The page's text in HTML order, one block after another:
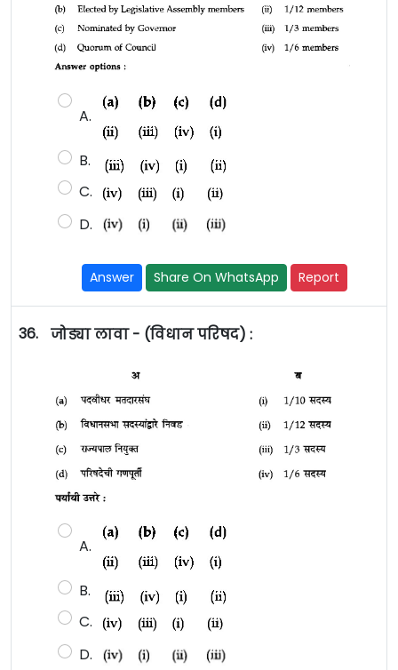
A.
B.
C.
D.
Answer Share On WhatsApp Report
36. जोड्या लावा - (विधान परिषद) :
A.
B.
C.
D.